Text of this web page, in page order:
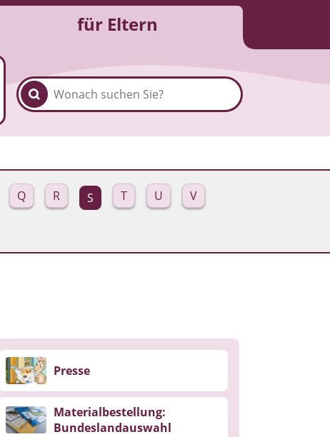
für Eltern
Q R S T U
V
Presse
Materialbestellung:
Bundeslandauswahl